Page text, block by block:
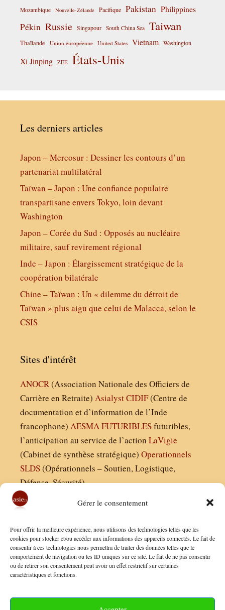
Gérer le consentement
Pour offrir la meilleure expérience, nous utilisons des technologies telles que les
cookies pour stocker et/ou accéder aux informations des appareils connectés. Le fait de
consentir à ces technologies nous permettra de traiter des données telles que le
comportement de navigation ou les ID uniques sur ce site. Le fait de ne pas consentir
ou de retirer son consentement peut avoir un effet restrictif sur certaines
caractéristiques et fonctions.
Mozambique Nouvelle-Zélande Pacifique Pakistan Philippines
Pékin Russie Singapour South China Sea Taiwan
Thaïlande Union européenne United States Vietnam Washington
Xi Jinping ZEE États-Unis
Les derniers articles
Japon – Mercosur : Dessiner les contours d’un
partenariat multilatéral
Taïwan – Japon : Une confiance populaire
transpartisane envers Tokyo, loin devant
Washington
Japon – Corée du Sud : Opposés au nucléaire
militaire, sauf revirement régional
Inde – Japon : Élargissement stratégique de la
coopération bilatérale
Chine – Taïwan : Un « dilemme du détroit de
Taïwan » plus aigu que celui de Malacca, selon le
CSIS
Sites d'intérêt
ANOCR(Association Nationale des Officiers de
Carrière en Retraite) AsialystCIDIF(Centre de
documentation et d’information de l’Inde
francophone) AESMAFUTURIBLESfuturibles,
l’anticipation au service de l’action LaVigie
(Cabinet de synthèse stratégique) Operationnels
SLDS(Opérationnels – Soutien, Logistique,
Défense, Sécurité)
Finaldées EURL
Siège social : 13 avenue Boudon, 75016, Paris
Nous contacter
Conditions Générales de Vente